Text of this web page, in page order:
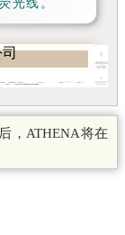
光线。
，ATHENA将在